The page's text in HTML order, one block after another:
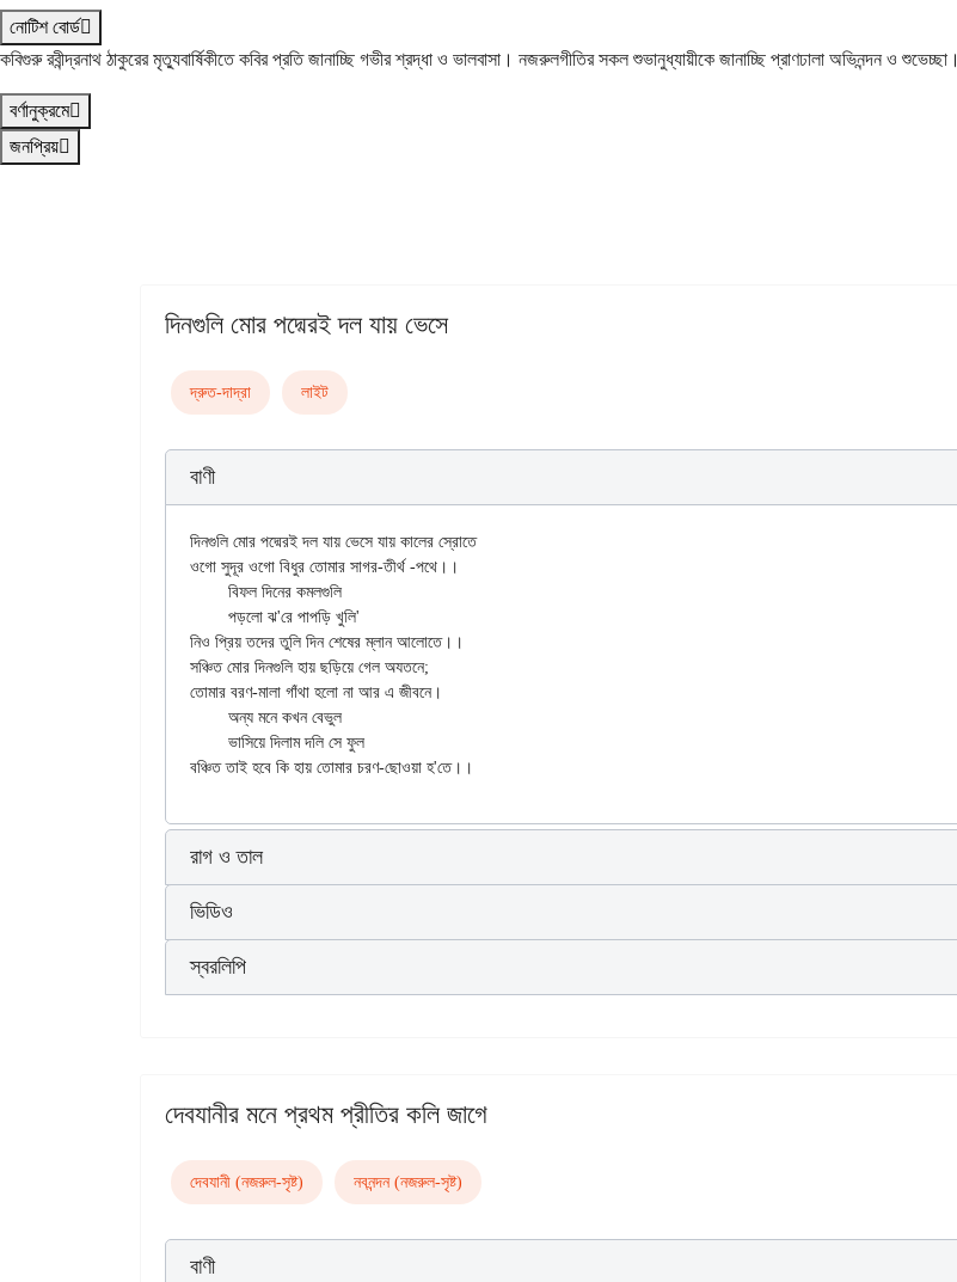
নোটিশ বোর্ড
কবিগুরু রবীন্দ্রনাথ ঠাকুরের মৃত্যুবার্ষিকীতে কবির প্রতি জানাচ্ছি গভীর শ্রদ্ধা ও ভালবাসা। নজরুলগীতির সকল শুভানুধ্যায়ীকে জানাচ্ছি প্রাণঢালা অভিনন্দন ও শুভেচ্ছা।
বর্ণানুক্রমে
জনপ্রিয়
দিনগুলি মোর পদ্মেরই দল যায় ভেসে
দ্রুত-দাদ্‌রা লাইট
বাণী
দিনগুলি মোর পদ্মেরই দল যায় ভেসে যায় কালের স্রোতে
ওগো সুদূর ওগো বিধুর তোমার সাগর-তীর্থ -পথে।।
নিও প্রিয় তদের তুলি দিন শেষের ম্লান আলোতে।।
সঞ্চিত মোর দিনগুলি হায় ছড়িয়ে গেল অযতনে;
তোমার বরণ-মালা গাঁথা হলো না আর এ জীবনে।
রাগ ও তাল
ভিডিও
স্বরলিপি
দেবযানীর মনে প্রথম প্রীতির কলি জাগে
দেবযানী (নজরুল-সৃষ্ট) নবনন্দন (নজরুল-সৃষ্ট)
বাণী